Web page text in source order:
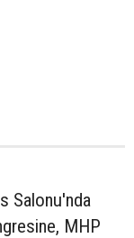
Salonu'nda
MHP